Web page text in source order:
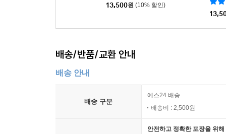
13,500원 (10% 할인)
배송/반품/교환 안내
배송 안내
배송 구분
예스24 배송
배송비 : 2,500원
안전하고 정확한 포장을 위